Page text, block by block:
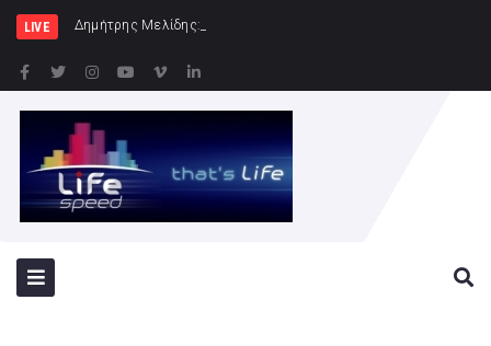
LIVE Δημήτρης Μελίδης: «Ο ΣΥΡΙΖΑ-ΠΣ είναι εδ